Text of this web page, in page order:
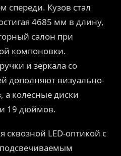
Кузов стал
4685 мм в длину,
салон при
компоновки.
и зеркала со
дополняют визуально-
а колесные диски
19 дюймов.
сквозной LED-оптикой с